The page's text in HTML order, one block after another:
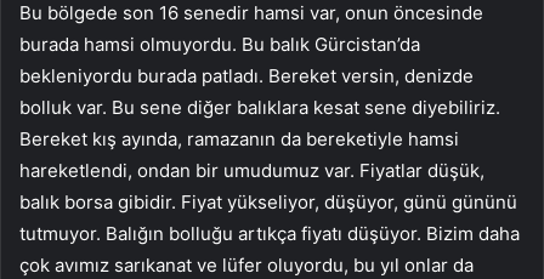
Bu bölgede son 16 senedir hamsi var, onun öncesinde
burada hamsi olmuyordu. Bu balık Gürcistan’da
bekleniyordu burada patladı. Bereket versin, denizde
bolluk var. Bu sene diğer balıklara kesat sene diyebiliriz.
Bereket kış ayında, ramazanın da bereketiyle hamsi
hareketlendi, ondan bir umudumuz var. Fiyatlar düşük,
balık borsa gibidir. Fiyat yükseliyor, düşüyor, günü gününü
tutmuyor. Balığın bolluğu artıkça fiyatı düşüyor. Bizim daha
çok avımız sarıkanat ve lüfer oluyordu, bu yıl onlar da